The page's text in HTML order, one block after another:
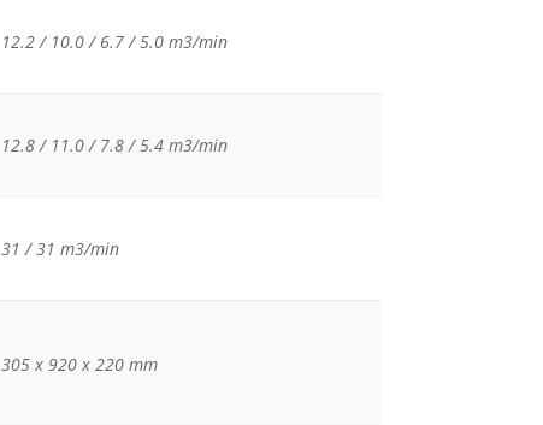
12.2 / 10.0 / 6.7 / 5.0 m3/min
12.8 / 11.0 / 7.8 / 5.4 m3/min
31 / 31 m3/min
305 x 920 x 220 mm